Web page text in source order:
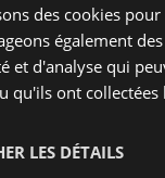
des cookies
également
et d'analyse qui
qu'ils ont
LES DÉTAILS